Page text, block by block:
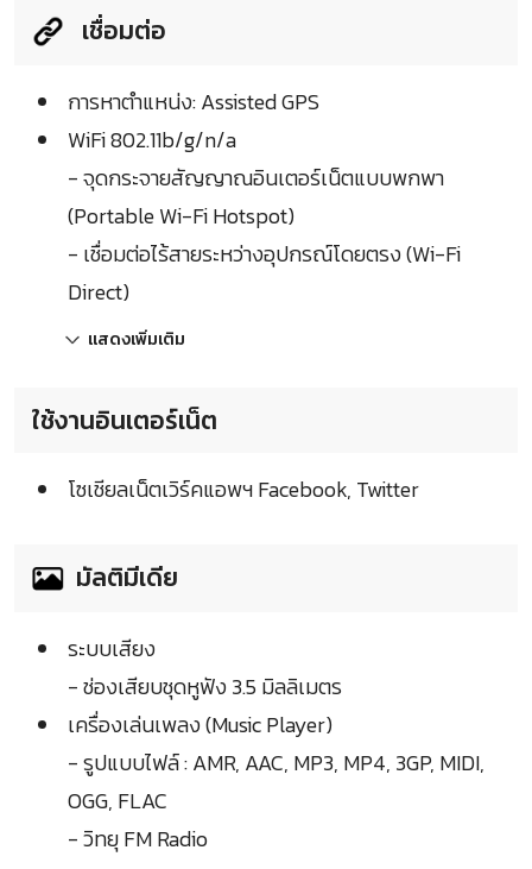
เชื่อมต่อ
การหาตำแหน่ง: Assisted GPS
WiFi 802.11b/g/n/a
- จุดกระจายสัญญาณอินเตอร์เน็ตแบบพกพา
(Portable Wi-Fi Hotspot)
- เชื่อมต่อไร้สายระหว่างอุปกรณ์โดยตรง (Wi-Fi
Direct)
แสดงเพิ่มเติม
ใช้งานอินเตอร์เน็ต
โซเชียลเน็ตเวิร์คแอพฯ Facebook, Twitter
มัลติมีเดีย
ระบบเสียง
- ช่องเสียบชุดหูฟัง 3.5 มิลลิเมตร
เครื่องเล่นเพลง (Music Player)
- รูปแบบไฟล์ : AMR, AAC, MP3, MP4, 3GP, MIDI,
OGG, FLAC
- วิทยุ FM Radio